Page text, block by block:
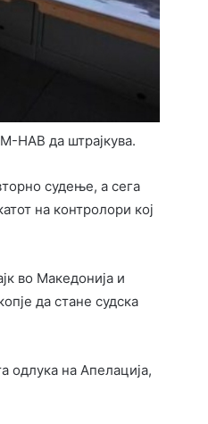
НАВ да штрајкува.
судење, а сега
на контролори кој
во Македонија и
да стане судска
одлука на Апелација,